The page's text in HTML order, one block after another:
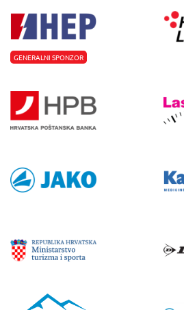
GENERALNI SPONZOR